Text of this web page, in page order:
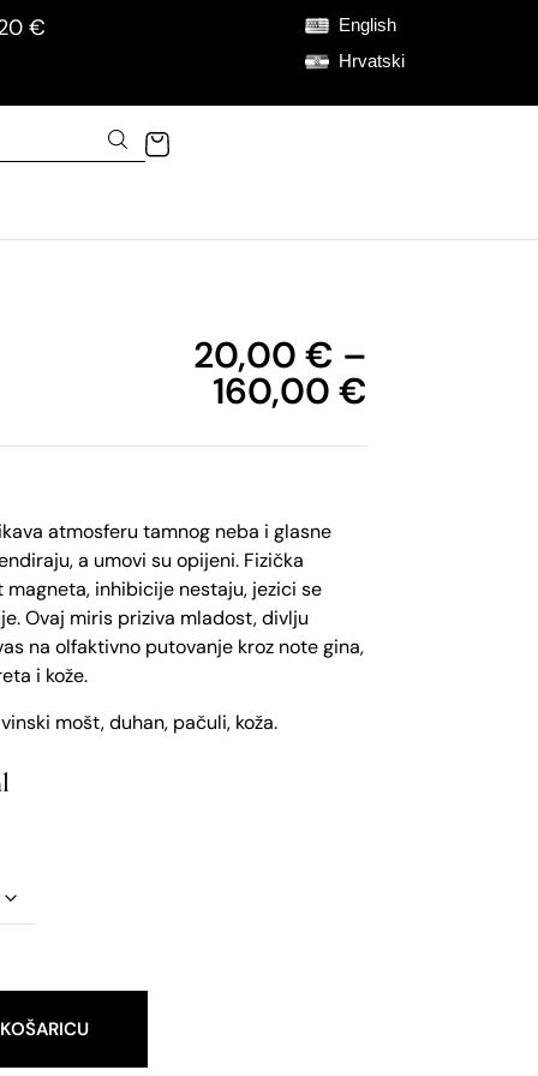
€
English
Hrvatski
20,00 € –
160,00 €
atmosferu tamnog neba i glasne
a umovi su opijeni. Fizička
inhibicije nestaju, jezici se
Ovaj miris priziva mladost, divlju
na olfaktivno putovanje kroz note gina,
i kože.
mošt, duhan, pačuli, koža.